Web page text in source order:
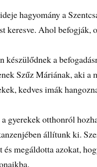
hagyomány a
keresve. Ahol
készülődnek a
Szűz Máriának, aki a
kedves imák
gyerekek otthonról
állítunk ki.
megáldotta azokat,